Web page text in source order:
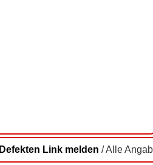
Defekten Link melden / Alle